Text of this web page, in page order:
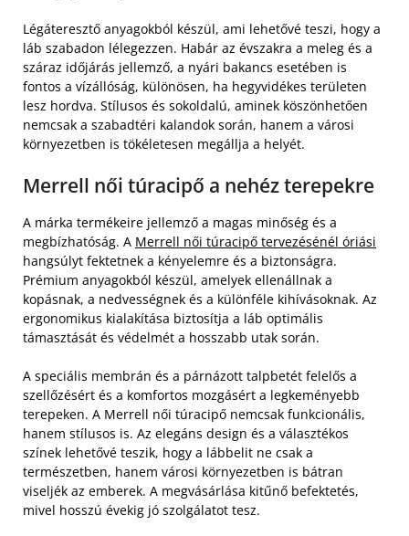
Légáteresztő anyagokból készül, ami lehetővé teszi, hogy a
láb szabadon lélegezzen. Habár az évszakra a meleg és a
száraz időjárás jellemző, a nyári bakancs esetében is
fontos a vízállóság, különösen, ha hegyvidékes területen
lesz hordva. Stílusos és sokoldalú, aminek köszönhetően
nemcsak a szabadtéri kalandok során, hanem a városi
környezetben is tökéletesen megállja a helyét.
Merrell női túracipő a nehéz terepekre
A márka termékeire jellemző a magas minőség és a
megbízhatóság. A Merrell női túracipő tervezésénél óriási
hangsúlyt fektetnek a kényelemre és a biztonságra.
Prémium anyagokból készül, amelyek ellenállnak a
kopásnak, a nedvességnek és a különféle kihívásoknak. Az
ergonomikus kialakítása biztosítja a láb optimális
támasztását és védelmét a hosszabb utak során.
A speciális membrán és a párnázott talpbetét felelős a
szellőzésért és a komfortos mozgásért a legkeményebb
terepeken. A Merrell női túracipő nemcsak funkcionális,
hanem stílusos is. Az elegáns design és a választékos
színek lehetővé teszik, hogy a lábbelit ne csak a
természetben, hanem városi környezetben is bátran
viseljék az emberek. A megvásárlása kitűnő befektetés,
mivel hosszú évekig jó szolgálatot tesz.